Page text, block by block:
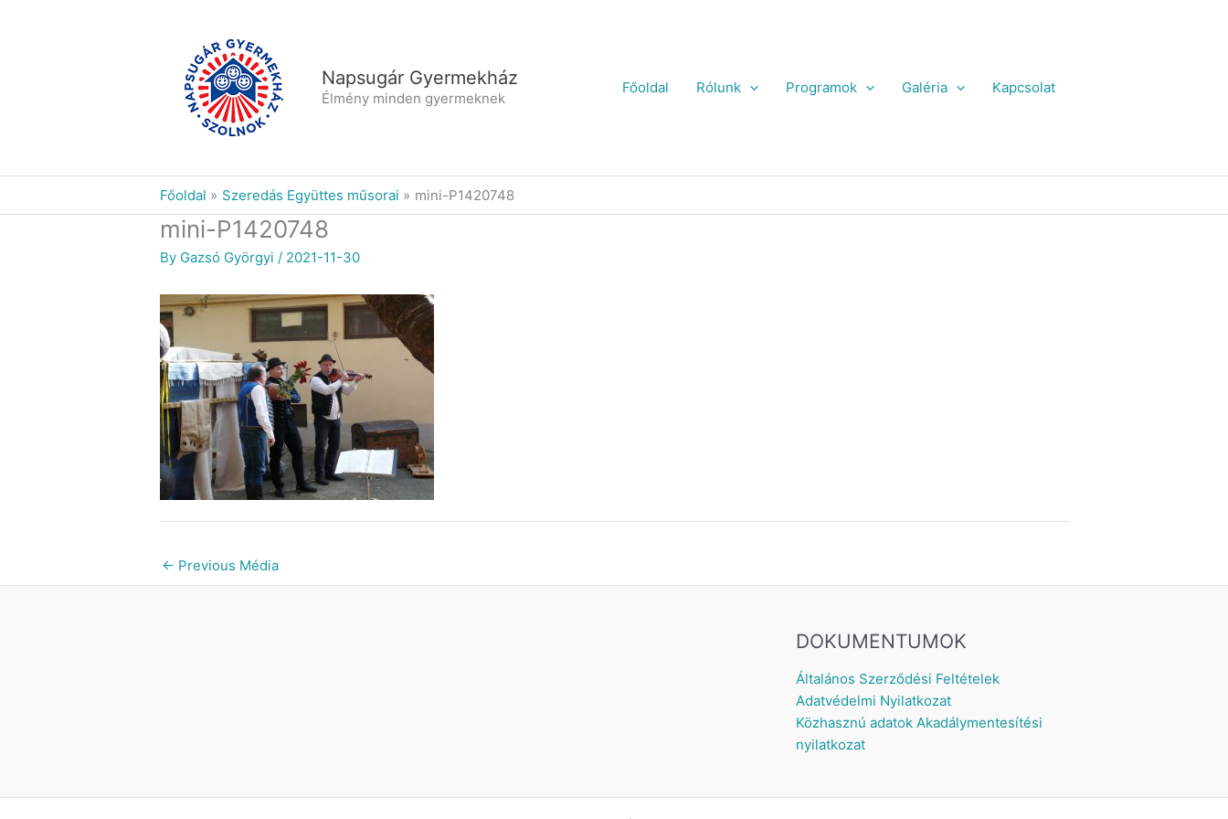
Napsugár Gyermekház
Élmény minden gyermeknek
Főoldal Rólunk Programok Galéria Kapcsolat
Főoldal Szeredás Együttes műsorai mini-P1420748
mini-P1420748
By Gazsó Györgyi / 2021-11-30
← Previous Média
DOKUMENTUMOK
Általános Szerződési Feltételek
Adatvédelmi Nyilatkozat
Közhasznú adatok Akadálymentesítési
nyilatkozat